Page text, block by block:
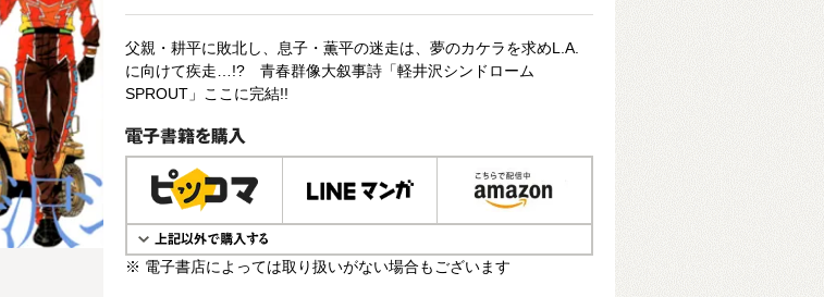
父親・耕平に敗北し、息子・薫平の迷走は、夢のカケラを求めL.A.
に向けて疾走…!? 青春群像大叙事詩「軽井沢シンドローム
SPROUT」ここに完結!!
電子書籍で購入
※ 電子書店によっては取り扱いがない場合もございます